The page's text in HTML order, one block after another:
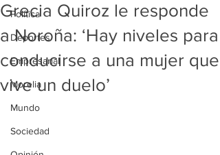
Política
Deportes
Empresarial
Morelia
Mundo
Sociedad
Grecia Quiroz le responde
a Noroña: ‘Hay niveles para
conducirse a una mujer que
vive un duelo’